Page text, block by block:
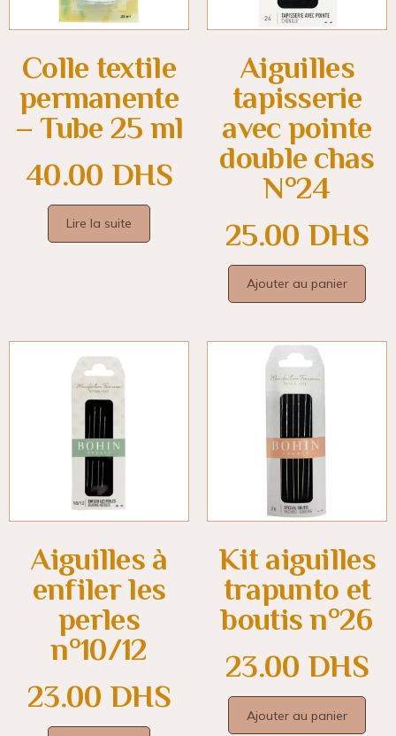
Colle textile
permanente
– Tube 25 ml
40.00 DHS
Lire la suite
Aiguilles
tapisserie
avec pointe
double chas
N°24
25.00 DHS
Ajouter au panier
Aiguilles à
enfiler les
perles
n°10/12
23.00 DHS
Kit aiguilles
trapunto et
boutis n°26
23.00 DHS
Ajouter au panier